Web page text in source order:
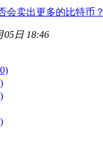
会卖出更多的比特币？
05日 18:46